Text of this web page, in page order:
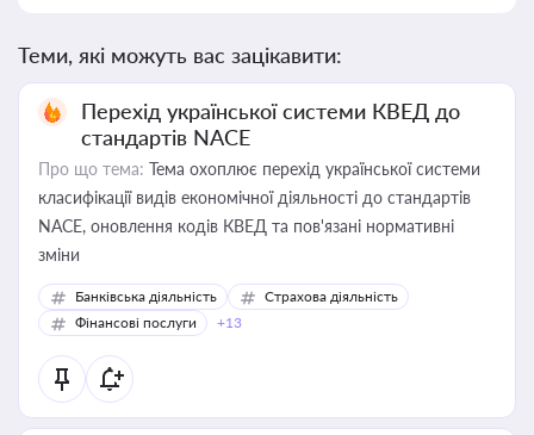
Теми, які можуть вас зацікавити:
Перехід української системи КВЕД до
стандартів NACE
Про що тема: Тема охоплює перехід української системи
класифікації видів економічної діяльності до стандартів
NACE, оновлення кодів КВЕД та пов'язані нормативні
зміни
Банківська діяльність
Страхова діяльність
Фінансові послуги
+13